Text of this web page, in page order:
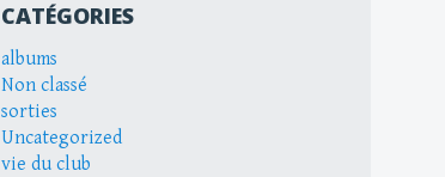
CATÉGORIES
albums
Non classé
sorties
Uncategorized
vie du club